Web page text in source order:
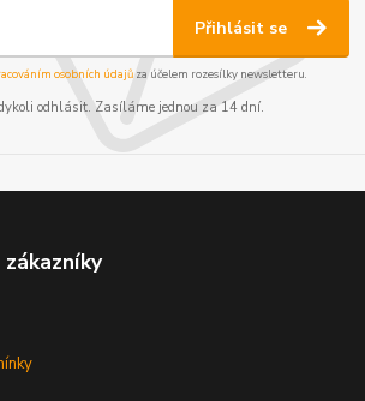
Přihlásit se
osobních údajůza účelem rozesílky newsletteru.
odhlásit. Zasíláme jednou za 14 dní.